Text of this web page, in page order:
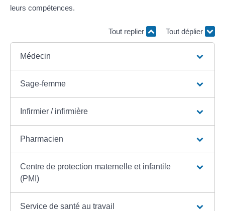
leurs compétences.
Tout replier Tout déplier
Médecin
Sage-femme
Infirmier / infirmière
Pharmacien
Centre de protection maternelle et infantile
(PMI)
Service de santé au travail